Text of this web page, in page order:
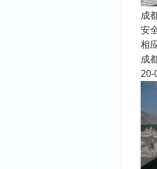
成
安
相
成
20-